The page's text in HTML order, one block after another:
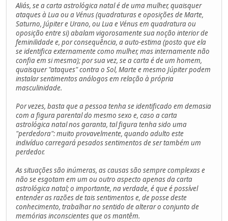
Aliás, se a carta astrológica natal é de uma mulher, quaisquer
ataques à Lua ou a Vénus (quadraturas e oposições de Marte,
Saturno, Júpiter e Urano, ou Lua e Vénus em quadratura ou
oposição entre si) abalam vigorosamente sua noção interior de
feminilidade e, por consequência, a auto-estima (posto que ela
se identifica externamente como mulher, mas internamente não
confia em si mesma); por sua vez, se a carta é de um homem,
quaisquer "ataques" contra o Sol, Marte e mesmo Júpiter podem
instalar sentimentos análogos em relação à própria
masculinidade.
Por vezes, basta que a pessoa tenha se identificado em demasia
com a figura parental do mesmo sexo e, caso a carta
astrológica natal nos garanta, tal figura tenha sido uma
"perdedora": muito provavelmente, quando adulto este
indivíduo carregará pesados sentimentos de ser também um
perdedor.
As situações são inúmeras, as causas são sempre complexas e
não se esgotam em um ou outro aspecto apenas da carta
astrológica natal; o importante, na verdade, é que é possível
entender as razões de tais sentimentos e, de posse deste
conhecimento, trabalhar no sentido de alterar o conjunto de
memórias inconscientes que os mantêm.